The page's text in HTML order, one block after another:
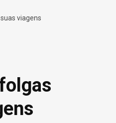
viagens